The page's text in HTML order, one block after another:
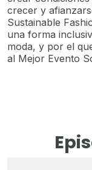
crecer y
Sustainable
una forma
moda, y por el
al Mejor Evento